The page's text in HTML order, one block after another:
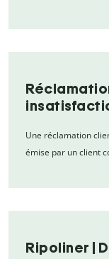
Une réclamation
émise par un client
Ripoliner |